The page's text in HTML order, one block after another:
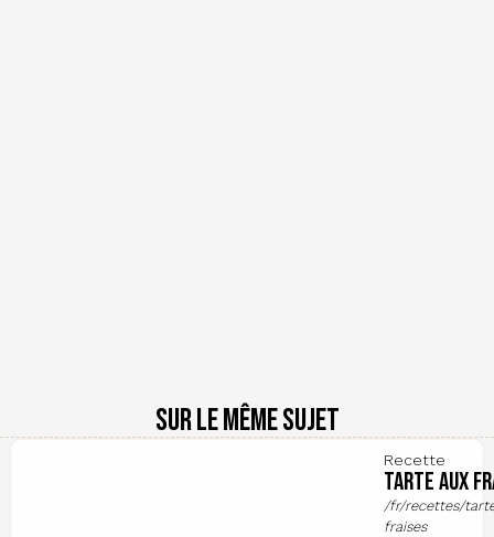
Sur le même sujet
Recette
Tarte aux
/fr/recettes/
fraises